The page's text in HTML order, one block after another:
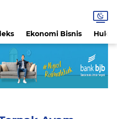
Ekonomi Bisnis